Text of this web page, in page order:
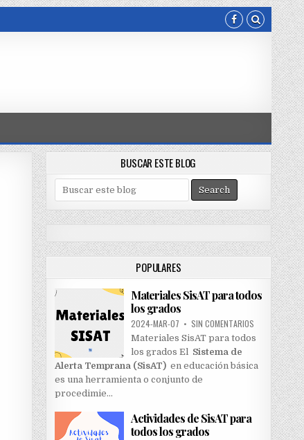
BUSCAR ESTE BLOG
e
a
r
c
h
o
r
:
POPULARES
Materiales SisAT para todos
los grados
2024-MAR-07 • SIN COMENTARIOS
Materiales SisAT para todos
los grados El Sistema de
Alerta Temprana (SisAT)en educación básica
es una herramienta o conjunto de
procedimie…
Actividades de SisAT para
todos los grados